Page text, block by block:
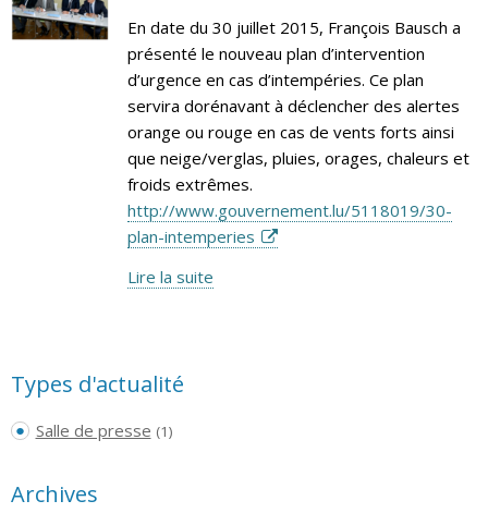
En date du 30 juillet 2015, François Bausch a
présenté le nouveau plan d’intervention
d’urgence en cas d’intempéries. Ce plan
servira dorénavant à déclencher des alertes
orange ou rouge en cas de vents forts ainsi
que neige/verglas, pluies, orages, chaleurs et
froids extrêmes.
http://www.gouvernement.lu/5118019/30-
plan-intemperies
Lire la suite
Types d'actualité
Salle de presse (1)
Archives